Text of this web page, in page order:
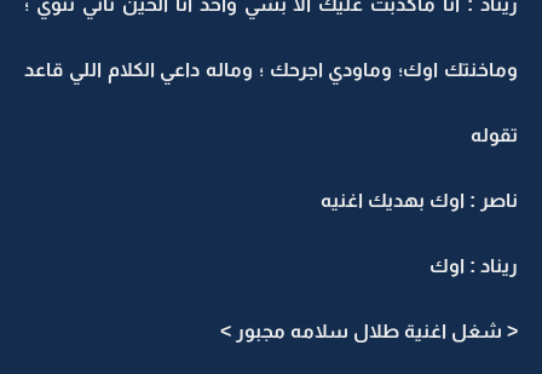
ريناد : انا ماكذبت عليك الا بشي واحد انا الحين ثاني ثنوي ؛
وماخنتك اوك؛ وماودي اجرحك ؛ وماله داعي الكلام اللي قاعد
تقوله
ناصر : اوك بهديك اغنيه
ريناد : اوك
< شغل اغنية طلال سلامه مجبور >